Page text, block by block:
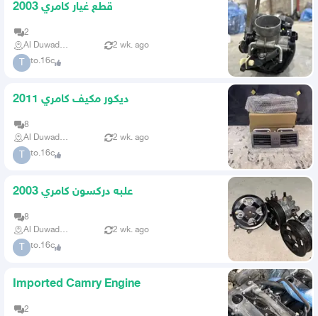
قطع غيار كامري 2003
2
Al Duwadimi
2 wk. ago
T to.16c
ديكور مكيف كامري 2011
8
Al Duwadimi
2 wk. ago
T to.16c
علبه دركسون كامري 2003
8
Al Duwadimi
2 wk. ago
T to.16c
Imported Camry Engine
2